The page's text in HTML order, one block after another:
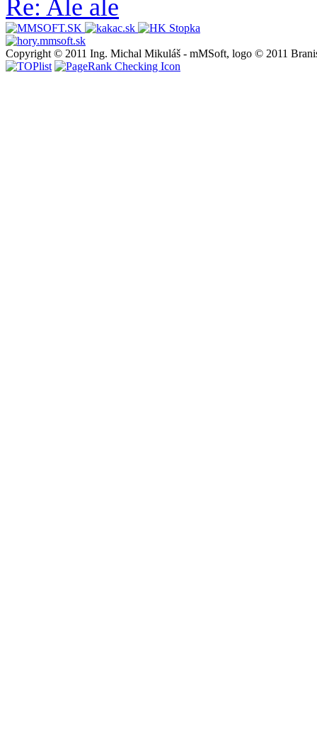
Re: Ale ale
Copyright © 2011 Ing. Michal Mikuláš - mMSoft, logo © 2011